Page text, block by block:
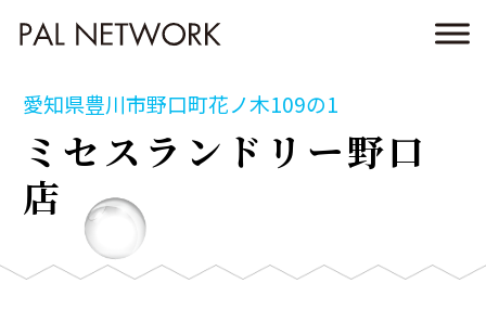
愛知県豊川市野口町花ノ木109の1
ミセスランドリー野口
店